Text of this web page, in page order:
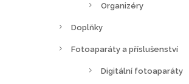
Organizéry
Doplňky
Fotoaparáty a příslušenství
Digitální fotoaparáty